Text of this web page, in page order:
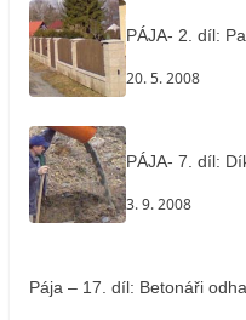
PÁJA- 2. díl:
20. 5. 2008
PÁJA- 7. díl:
3. 9. 2008
Pája – 17. díl: Betonáři